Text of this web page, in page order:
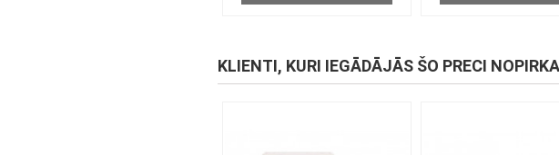
KLIENTI, KURI IEGĀDĀJĀS ŠO PRECI